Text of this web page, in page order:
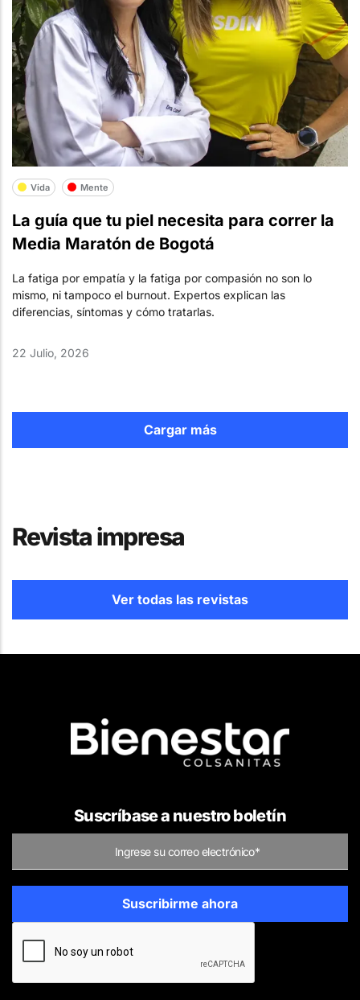
Vida Mente
La guía que tu piel necesita para correr la
Media Maratón de Bogotá
La fatiga por empatía y la fatiga por compasión no son lo
mismo, ni tampoco el burnout. Expertos explican las
diferencias, síntomas y cómo tratarlas.
22 Julio, 2026
Cargar más
Revista impresa
Ver todas las revistas
Suscríbase a nuestro boletín